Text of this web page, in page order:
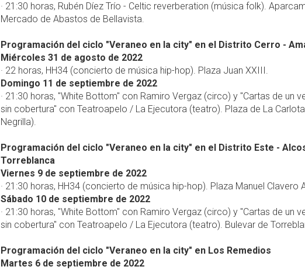
· 21:30 horas, Rubén Díez Trío - Celtic reverberation (música folk).
Mercado de Abastos de Bellavista.
Programación del ciclo "Veraneo en la city" en el Distrito Cerro -
Miércoles 31 de agosto de 2022
· 22 horas, HH34 (concierto de música hip-hop). Plaza Juan XXIII.
Domingo 11 de septiembre de 2022
· 21:30 horas, "White Bottom" con Ramiro Vergaz (circo) y "Cartas de un
sin cobertura" con Teatroapelo / La Ejecutora (teatro). Plaza de La
Negrilla).
Programación del ciclo "Veraneo en la city" en el Distrito Este -
Torreblanca
Viernes 9 de septiembre de 2022
· 21:30 horas, HH34 (concierto de música hip-hop). Plaza Manuel Clavero
Sábado 10 de septiembre de 2022
· 21:30 horas, "White Bottom" con Ramiro Vergaz (circo) y "Cartas de un
sin cobertura" con Teatroapelo / La Ejecutora (teatro). Bulevar de
Programación del ciclo "Veraneo en la city" en Los Remedios
Martes 6 de septiembre de 2022